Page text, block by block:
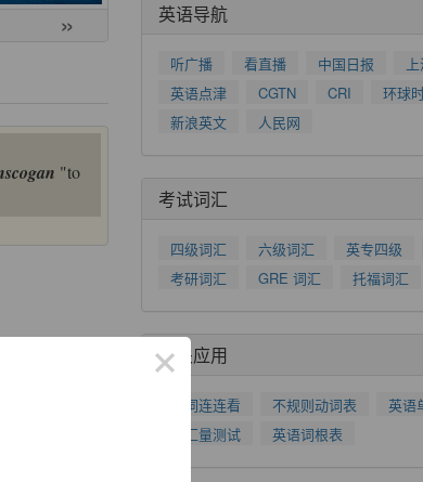
»
"to
英语导航
听广播 看直播 中国日报
英语点津
CGTN CRI
环球
新浪英文
人民网
考试词汇
四级词汇 六级词汇 英专四级
考研词汇
GRE 词汇 托福词汇
相关应用
单词连连看 不规则动词表
英语
词汇量测试
英语词根表
×